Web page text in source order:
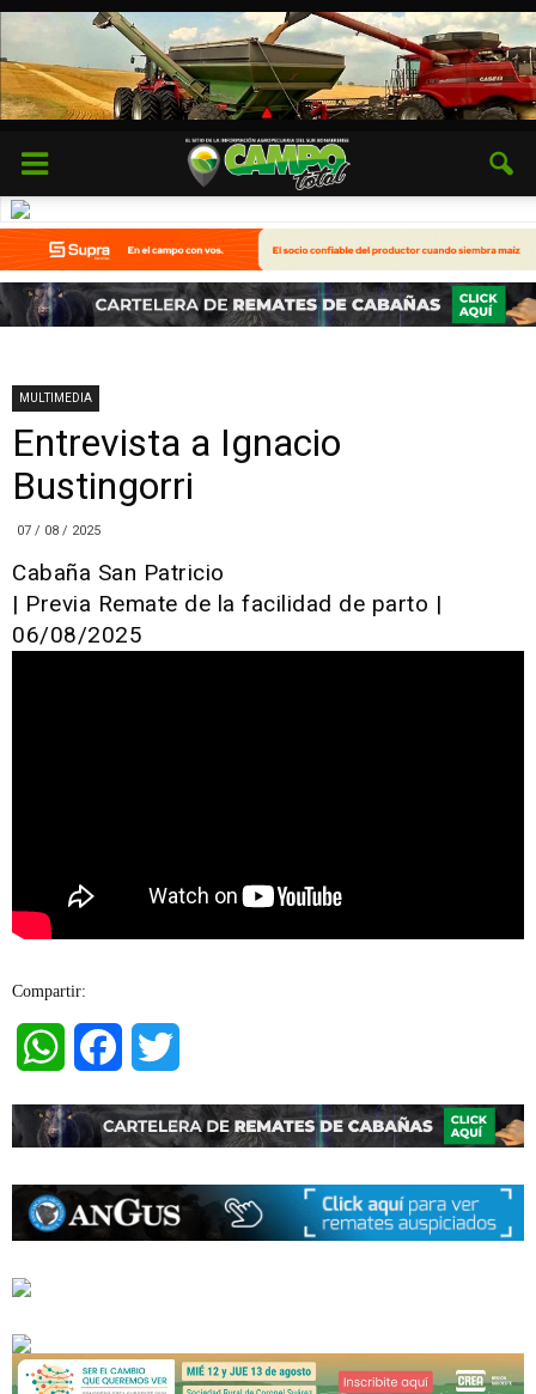
MULTIMEDIA
Entrevista a Ignacio
Bustingorri
07 / 08 / 2025
Cabaña San Patricio
| Previa Remate de la facilidad de parto |
06/08/2025
Compartir:
WhatsAppFacebook